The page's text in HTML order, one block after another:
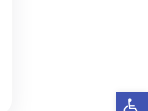
פתח סרגל נגישות